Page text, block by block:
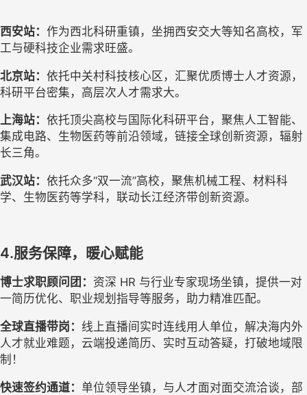
西安站： 作为西北科研重镇，坐拥西安交大等知名高校，军
工与硬科技企业需求旺盛。
北京站： 依托中关村科技核心区，汇聚优质博士人才资源，
科研平台密集，高层次人才需求大。
上海站： 依托顶尖高校与国际化科研平台，聚焦人工智能、
集成电路、生物医药等前沿领域，链接全球创新资源，辐射
长三角。
武汉站： 依托众多“双一流”高校，聚焦机械工程、材料科
学、生物医药等学科，联动长江经济带创新资源。
4.服务保障，暖心赋能
博士求职顾问团： 资深 HR 与行业专家现场坐镇，提供一对
一简历优化、职业规划指导等服务，助力精准匹配。
全球直播带岗： 线上直播间实时连线用人单位，解决海内外
人才就业难题，云端投递简历、实时互动答疑，打破地域限
制！
快速签约通道： 单位领导坐镇，与人才面对面交流洽谈，部